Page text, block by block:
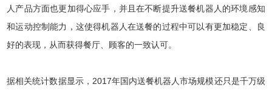
人产品方面也更加得心应手，并且在不断提升送餐机器人的环境感知
和运动控制能力，这使得机器人在送餐的过程中可以有更加稳定、良
好的表现，从而获得餐厅、顾客的一致认可。
据相关统计数据显示，2017年国内送餐机器人市场规模还只是千万级